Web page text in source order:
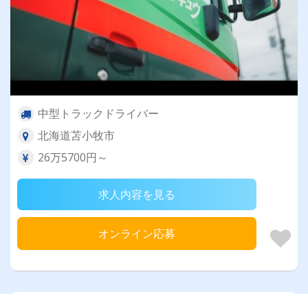
中型トラックドライバー
北海道苫小牧市
26万5700円～
求人内容を見る
オンライン応募